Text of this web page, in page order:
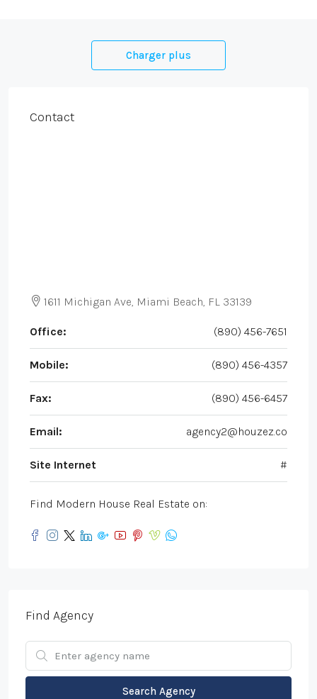
Charger plus
Contact
1611 Michigan Ave, Miami Beach, FL 33139
Office: (890) 456-7651
Mobile: (890) 456-4357
Fax: (890) 456-6457
Email: agency2@houzez.co
Site Internet #
Find Modern House Real Estate on:
Find Agency
Search Agency